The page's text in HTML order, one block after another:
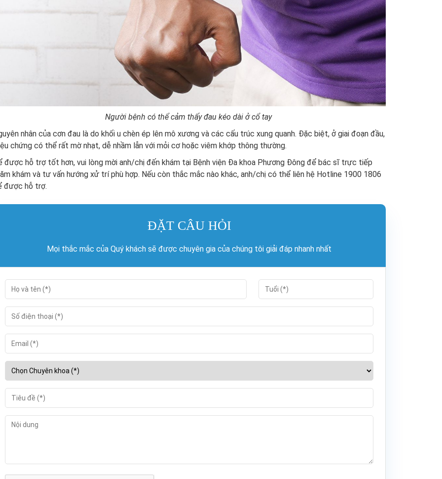
Người bệnh có thể cảm thấy đau kéo dài ở cổ tay
nhân của cơn đau là do khối u chèn ép lên mô xương và các cấu trúc xung quanh. Đặc biệt, ở giai đoạn đầu,
chứng có thể rất mờ nhạt, dễ nhầm lẫn với mỏi cơ hoặc viêm khớp thông thường.
được hỗ trợ tốt hơn, vui lòng mời anh/chị đến khám tại Bệnh viện Đa khoa Phương Đông để bác sĩ trực tiếp
khám và tư vấn hướng xử trí phù hợp. Nếu còn thắc mắc nào khác, anh/chị có thể liên hệ Hotline 1900 1806
được hỗ trợ.
ĐẶT CÂU HỎI
Mọi thắc mắc của Quý khách sẽ được chuyên gia của chúng tôi giải đáp nhanh nhất